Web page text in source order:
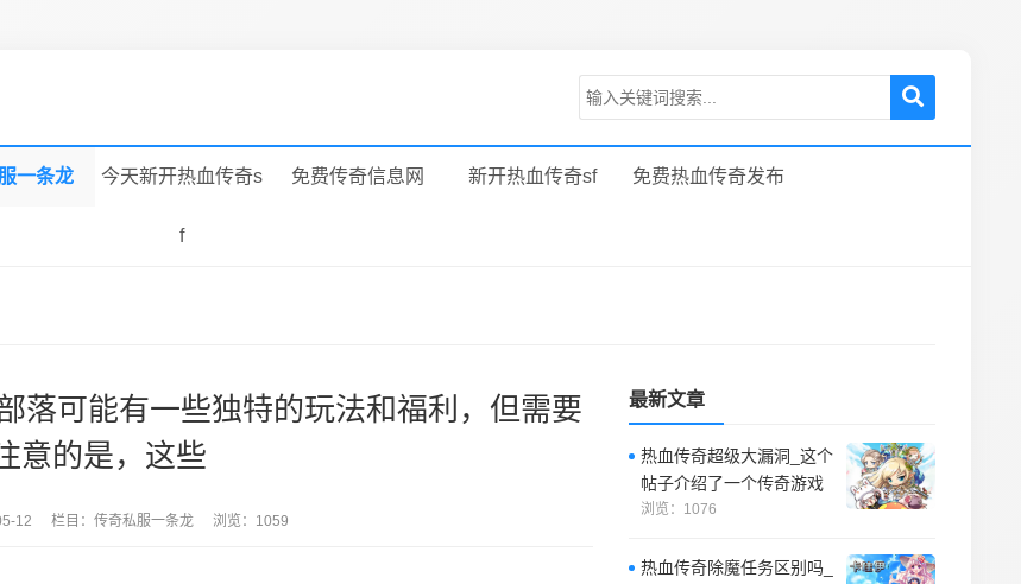
一条龙 今天新开热血传奇s
f
免费传奇信息网 新开热血传奇sf 免费热血传奇发布
落可能有一些独特的玩法和福利，但需要
意的是，这些
12 栏目： 传奇私服一条龙 浏览：1059
最新文章
热血传奇超级大漏洞_这个
帖子介绍了一个传奇游戏
中的超级漏洞，这个漏洞
浏览：1076
热血传奇除魔任务区别吗_